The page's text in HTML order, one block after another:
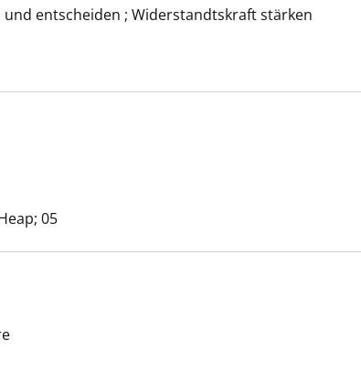
entscheiden ; Widerstandtskraft stärken
05